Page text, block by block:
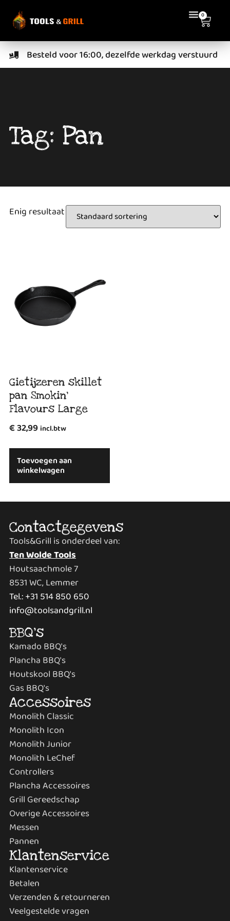
0
Besteld voor 16:00, dezelfde werkdag verstuurd
Tag: Pan
Enig resultaat
Gietijzeren skillet
pan Smokin’
Flavours Large
€32,99 incl.btw
Toevoegen aan
winkelwagen
Contactgegevens
Tools&Grill is onderdeel van:
Ten Wolde Tools
Houtsaachmole 7
8531 WC, Lemmer
Tel.: +31 514 850 650
info@toolsandgrill.nl
BBQ's
Kamado BBQ's
Plancha BBQ's
Houtskool BBQ's
Gas BBQ's
Accessoires
Monolith Classic
Monolith Icon
Monolith Junior
Monolith LeChef
Controllers
Plancha Accessoires
Grill Gereedschap
Overige Accessoires
Messen
Pannen
Klantenservice
Klantenservice
Betalen
Verzenden & retourneren
Veelgestelde vragen